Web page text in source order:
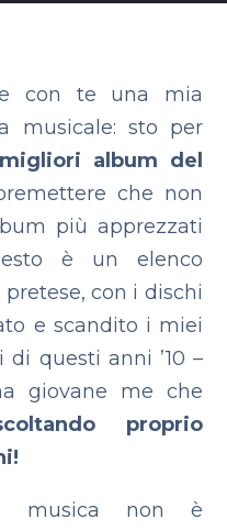
con te una mia
musicale: sto per
album del
che non
più apprezzati
è un elenco
con i dischi
e scandito i miei
questi anni ’10 –
giovane me che
proprio
musica non è